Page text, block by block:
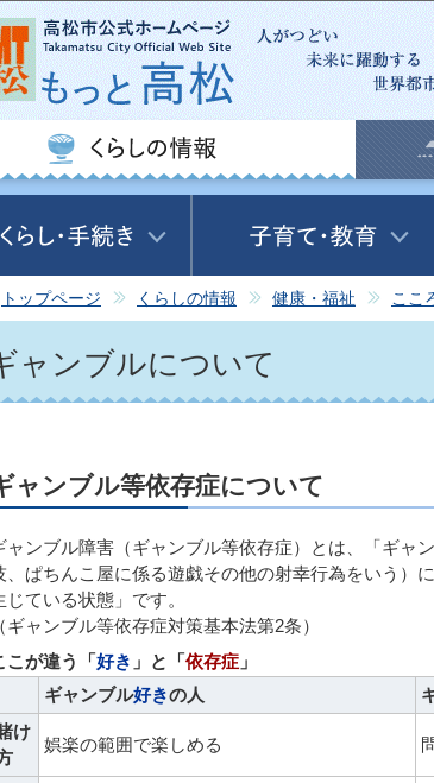
トップページ くらしの情報 健康・福祉 ここ
ャンブルについて
ャンブル等依存症について
ャンブル障害（ギャンブル等依存症）とは、「ギャ
、ぱちんこ屋に係る遊戯その他の射幸行為をいう）
じている状態」です。
（ギャンブル等依存症対策基本法第2条）
こが違う「好き 」と「依存症 」
ギャンブル好きの人
け
娯楽の範囲で楽しめる